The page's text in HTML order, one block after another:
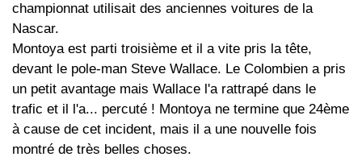
championnat utilisait des anciennes voitures de la
Nascar.
Montoya est parti troisième et il a vite pris la tête,
devant le pole-man Steve Wallace. Le Colombien a pris
un petit avantage mais Wallace l'a rattrapé dans le
trafic et il l'a... percuté ! Montoya ne termine que 24ème
à cause de cet incident, mais il a une nouvelle fois
montré de très belles choses.